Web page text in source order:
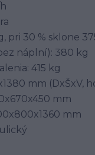
pri 30 % sklone
náplní): 380 kg
415 kg
mm (DxŠxV,
mm
mm